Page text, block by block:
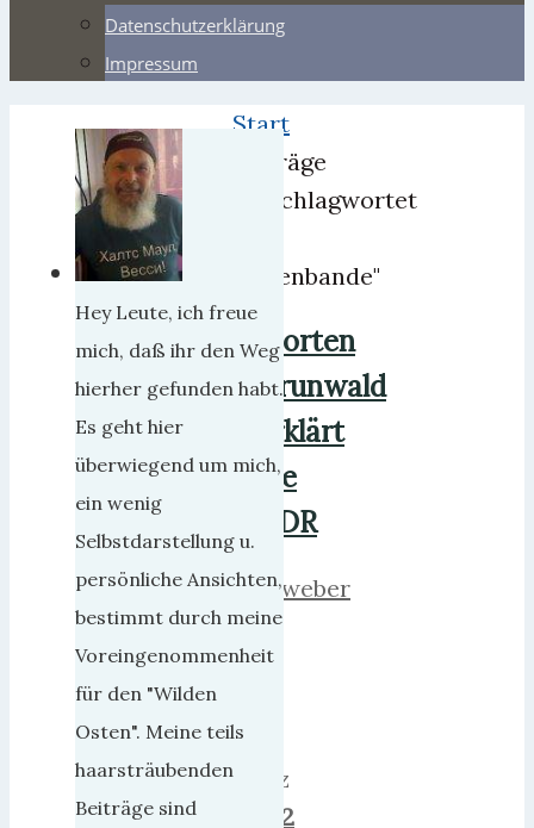
Datenschutzerklärung
Impressum
Start
Beiträge
verschlagwortet
"Olsenbande"
Morten
Grunwald
erklärt
die
DDR
herrweber
19.
Juni
9.
März
2
Hey Leute, ich freue
mich, daß ihr den Weg
hierher gefunden habt.
Es geht hier
überwiegend um mich,
ein wenig
Selbstdarstellung u.
persönliche Ansichten,
bestimmt durch meine
Voreingenommenheit
für den "Wilden
Osten". Meine teils
haarsträubenden
Beiträge sind